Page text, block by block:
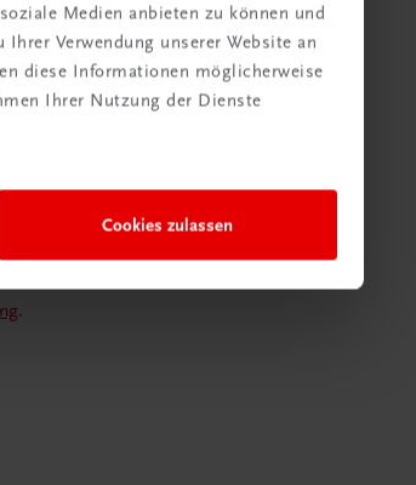
Medien anbieten zu können und
Verwendung unserer Website an
diese Informationen möglicherweise
Ihrer Nutzung der Dienste
Cookies zulassen
Als Dankeschön ❤️
vom Bestellwert).
.